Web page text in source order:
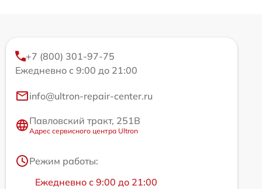
+7 (800) 301-97-75
Ежедневно с 9:00 до 21:00
info@ultron-repair-center.ru
Павловский тракт, 251В
Адрес сервисного центра Ultron
Режим работы:
Ежедневно с 9:00 до 21:00